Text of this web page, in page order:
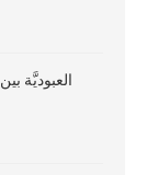
العبوديَّة